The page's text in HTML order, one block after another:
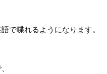
で喋れるようになります。